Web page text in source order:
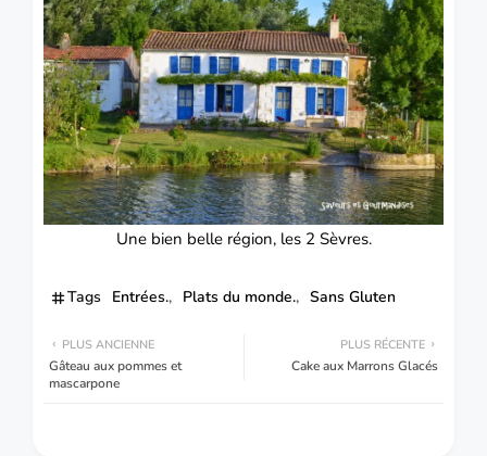
Une bien belle région, les 2 Sèvres.
Tags Entrées. Plats du monde. Sans Gluten
PLUS RÉCENTE
Cake aux Marrons Glacés
PLUS ANCIENNE
Gâteau aux pommes et
mascarpone